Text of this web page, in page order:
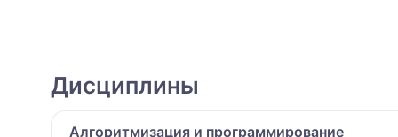
Дисциплины
Алгоритмизация и программирование